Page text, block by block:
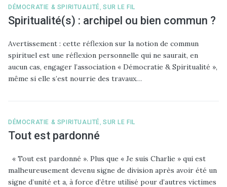
DÉMOCRATIE & SPIRITUALITÉ SUR LE FIL
Spiritualité(s) : archipel ou bien commun ?
Avertissement : cette réflexion sur la notion de commun
spirituel est une réflexion personnelle qui ne saurait, en
aucun cas, engager l’association « Démocratie & Spiritualité »,
même si elle s’est nourrie des travaux…
DÉMOCRATIE & SPIRITUALITÉ SUR LE FIL
Tout est pardonné
« Tout est pardonné ». Plus que « Je suis Charlie » qui est
malheureusement devenu signe de division après avoir été un
signe d’unité et a, à force d’être utilisé pour d’autres victimes